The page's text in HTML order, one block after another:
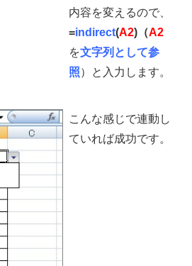
内容を変えるので、
=indirect(A2)（A2
を文字列として参
照）と入力します。
こんな感じで連動し
ていれば成功です。